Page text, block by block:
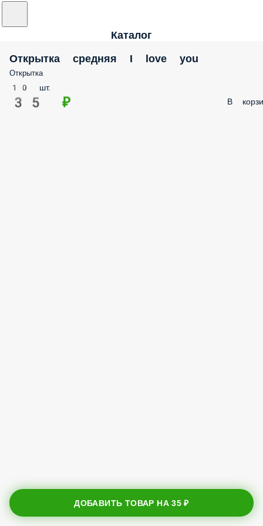
Каталог
Открытка средняя I love you
Открытка
10 шт.
35 ₽ В
ДОБАВИТЬ ТОВАР НА35 ₽